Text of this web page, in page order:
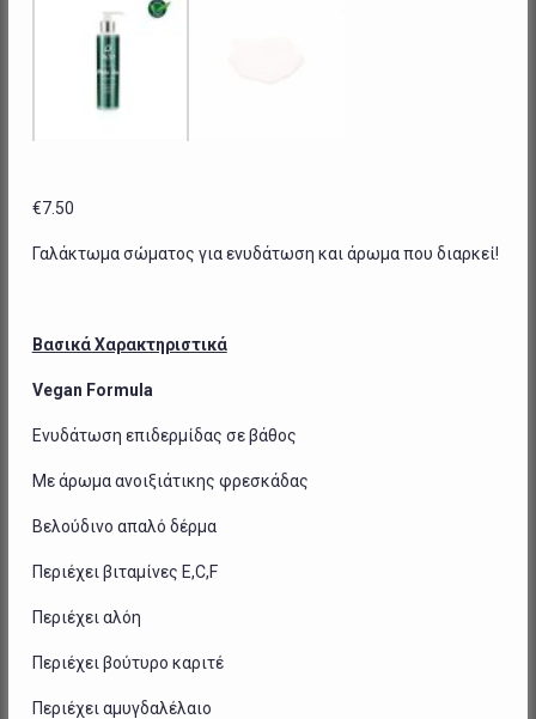
€7.50
Γαλάκτωμα σώματος για ενυδάτωση και άρωμα που διαρκεί!
Βασικά Χαρακτηριστικά
Vegan Formula
Ενυδάτωση επιδερμίδας σε βάθος
Με άρωμα ανοιξιάτικης φρεσκάδας
Βελούδινο απαλό δέρμα
Περιέχει βιταμίνες E,C,F
Περιέχει αλόη
Περιέχει βούτυρο καριτέ
Περιέχει αμυγδαλέλαιο